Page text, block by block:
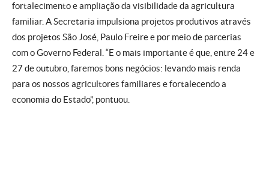
fortalecimento e ampliação da visibilidade da agricultura
familiar. A Secretaria impulsiona projetos produtivos através
dos projetos São José, Paulo Freire e por meio de parcerias
com o Governo Federal. “E o mais importante é que, entre 24 e
27 de outubro, faremos bons negócios: levando mais renda
para os nossos agricultores familiares e fortalecendo a
economia do Estado”, pontuou.